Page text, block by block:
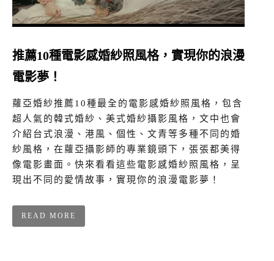
推薦10種電影感婚紗照風格，實現你的浪漫
電影夢！
蘿亞婚紗推薦10種最全的電影感婚紗照風格，包含
超人氣的韓式婚紗、美式婚紗攝影風格，文中也會
介紹台式浪漫、港風、個性、文青等多種不同的婚
紗風格，在蘿亞攝影師的專業鏡頭下，張張都美得
像電影畫面。快來看看這些電影感婚紗照風格，呈
現出不同的愛情故事，實現你的浪漫電影夢！
READ MORE